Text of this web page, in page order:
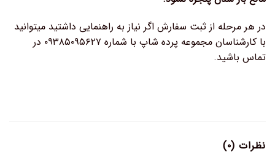
در هر مرحله از ثبت سفارش اگر نیاز به راهنمایی داشتید میتوانید
با کارشناسان مجموعه پرده شاپ با شماره ۰۹۳۸۵۰۹۵۶۲۷ در
تماس باشید.
نظرات (۰)